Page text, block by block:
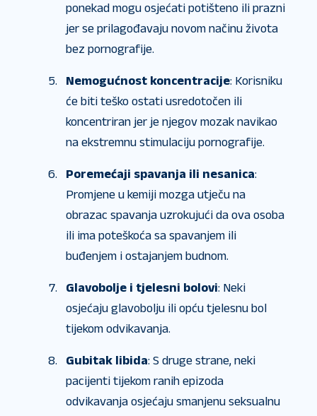
ponekad mogu osjećati potišteno ili prazni
jer se prilagođavaju novom načinu života
bez pornografije.
Nemogućnost koncentracije: Korisniku
će biti teško ostati usredotočen ili
koncentriran jer je njegov mozak navikao
na ekstremnu stimulaciju pornografije.
Poremećaji spavanja ili nesanica:
Promjene u kemiji mozga utječu na
obrazac spavanja uzrokujući da ova osoba
ili ima poteškoća sa spavanjem ili
buđenjem i ostajanjem budnom.
Glavobolje i tjelesni bolovi: Neki
osjećaju glavobolju ili opću tjelesnu bol
tijekom odvikavanja.
Gubitak libida: S druge strane, neki
pacijenti tijekom ranih epizoda
odvikavanja osjećaju smanjenu seksualnu